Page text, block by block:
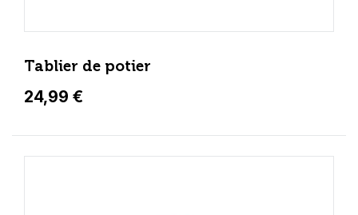
Tablier de potier
24,99 €